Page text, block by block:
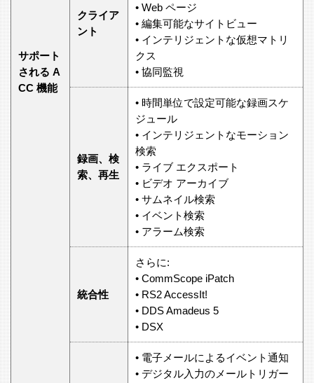
サポート
される A
CC 機能
クライア
ント
• Web ページ
• 編集可能なサイトビュー
• インテリジェントな仮想マトリ
クス
• 協同監視
録画、検
索、再生
• 時間単位で設定可能な録画スケ
ジュール
• インテリジェントなモーション
検索
• ライブ エクスポート
• ビデオ アーカイブ
• サムネイル検索
• イベント検索
• アラーム検索
統合性
さらに:
• CommScope iPatch
• RS2 AccessIt!
• DDS Amadeus 5
• DSX
• 電子メールによるイベント通知
• デジタル入力のメールトリガー